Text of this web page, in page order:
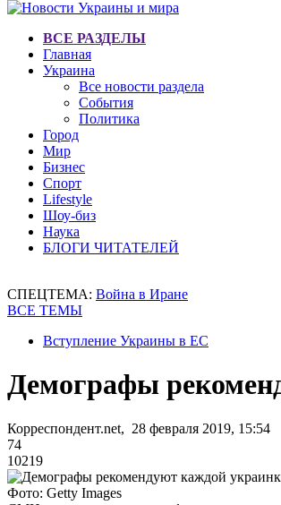
ВСЕ РАЗДЕЛЫ
Главная
Украина
Все новости раздела
События
Политика
Город
Мир
Бизнес
Спорт
Lifestyle
Шоу-биз
Наука
БЛОГИ ЧИТАТЕЛЕЙ
СПЕЦТЕМА: Война в Иране
ВСЕ ТЕМЫ
Вступление Украины в ЕС
Демографы
Корреспондент.net, 28 февраля 2019, 15:54
74
10219
Фото: Getty Images